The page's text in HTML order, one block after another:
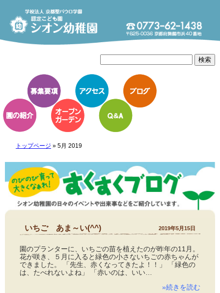
トップページ » 5月 2019
いちご あま～い(^^) 2019年5月15日
園のプランターに、いちごの苗を植えたのが昨年の11月。
花が咲き、５月に入ると緑色の小さないちごの赤ちゃんが
できました。 「先生、赤くなってきたよ！！」 「緑色の
は、たべれないよね」 「赤いのは、いい…
»続きを読む